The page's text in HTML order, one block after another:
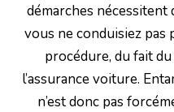
démarches
vous ne conduisiez pas
procédure, du fait
l’assurance voiture.
n’est donc pas